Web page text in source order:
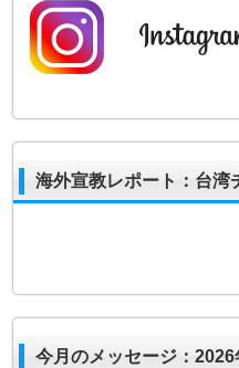
海外宣教レポート：台湾
今月のメッセージ：2026